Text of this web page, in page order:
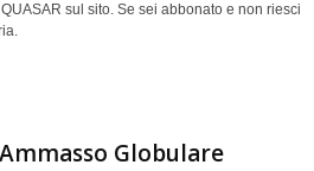
sul sito. Se sei abbonato e non riesci
Ammasso Globulare